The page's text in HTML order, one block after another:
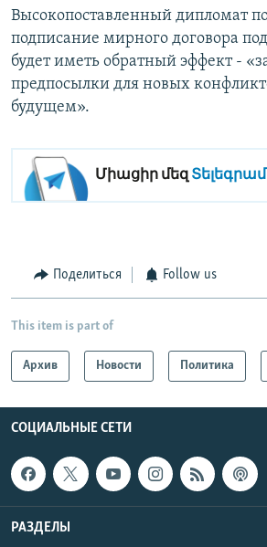
Высокопоставленный дипломат
подписание мирного договора
будет иметь обратный эффект -
предпосылки для новых
будущем».
Միացիր մեզ
Поделиться Follow us
This item is part of
Архив Новости Политика
СОЦИАЛЬНЫЕ СЕТИ
РАЗДЕЛЫ